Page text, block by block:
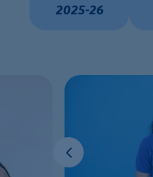
2025-26